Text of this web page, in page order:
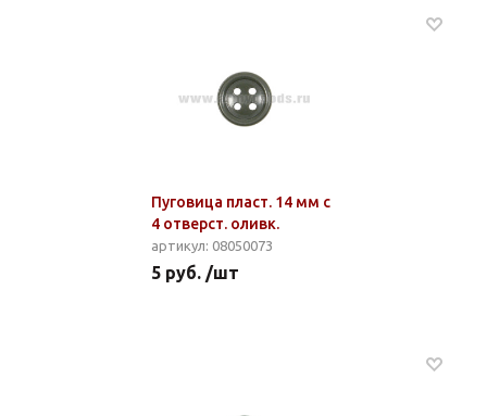
Пуговица пласт. 14 мм с
4 отверст. оливк.
артикул: 08050073
5 руб. /шт